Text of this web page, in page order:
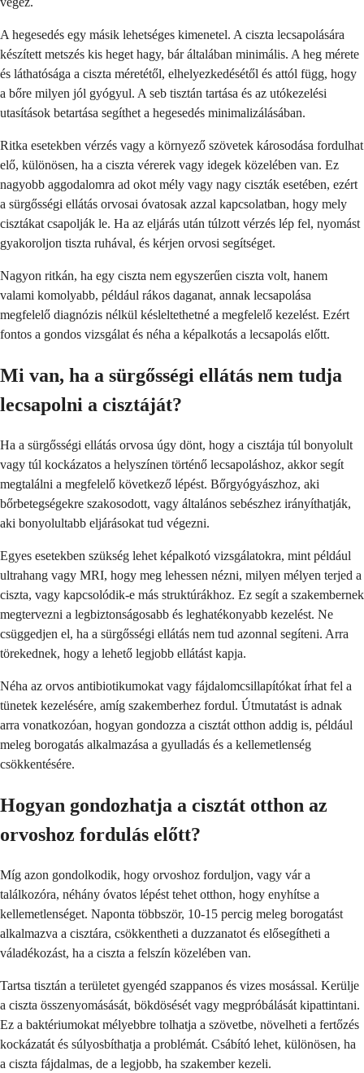
A hegesedés egy másik lehetséges kimenetel. A ciszta lecsapolására
készített metszés kis heget hagy, bár általában minimális. A heg mérete
és láthatósága a ciszta méretétől, elhelyezkedésétől és attól függ, hogy
a bőre milyen jól gyógyul. A seb tisztán tartása és az utókezelési
utasítások betartása segíthet a hegesedés minimalizálásában.
Ritka esetekben vérzés vagy a környező szövetek károsodása fordulhat
elő, különösen, ha a ciszta vérerek vagy idegek közelében van. Ez
nagyobb aggodalomra ad okot mély vagy nagy ciszták esetében, ezért
a sürgősségi ellátás orvosai óvatosak azzal kapcsolatban, hogy mely
cisztákat csapolják le. Ha az eljárás után túlzott vérzés lép fel, nyomást
gyakoroljon tiszta ruhával, és kérjen orvosi segítséget.
Nagyon ritkán, ha egy ciszta nem egyszerűen ciszta volt, hanem
valami komolyabb, például rákos daganat, annak lecsapolása
megfelelő diagnózis nélkül késleltethetné a megfelelő kezelést. Ezért
fontos a gondos vizsgálat és néha a képalkotás a lecsapolás előtt.
Mi van, ha a sürgősségi ellátás nem tudja
lecsapolni a cisztáját?
Ha a sürgősségi ellátás orvosa úgy dönt, hogy a cisztája túl bonyolult
vagy túl kockázatos a helyszínen történő lecsapoláshoz, akkor segít
megtalálni a megfelelő következő lépést. Bőrgyógyászhoz, aki
bőrbetegségekre szakosodott, vagy általános sebészhez irányíthatják,
aki bonyolultabb eljárásokat tud végezni.
Egyes esetekben szükség lehet képalkotó vizsgálatokra, mint például
ultrahang vagy MRI, hogy meg lehessen nézni, milyen mélyen terjed a
ciszta, vagy kapcsolódik-e más struktúrákhoz. Ez segít a szakembernek
megtervezni a legbiztonságosabb és leghatékonyabb kezelést. Ne
csüggedjen el, ha a sürgősségi ellátás nem tud azonnal segíteni. Arra
törekednek, hogy a lehető legjobb ellátást kapja.
Néha az orvos antibiotikumokat vagy fájdalomcsillapítókat írhat fel a
tünetek kezelésére, amíg szakemberhez fordul. Útmutatást is adnak
arra vonatkozóan, hogyan gondozza a cisztát otthon addig is, például
meleg borogatás alkalmazása a gyulladás és a kellemetlenség
csökkentésére.
Hogyan gondozhatja a cisztát otthon az
orvoshoz fordulás előtt?
Míg azon gondolkodik, hogy orvoshoz forduljon, vagy vár a
találkozóra, néhány óvatos lépést tehet otthon, hogy enyhítse a
kellemetlenséget. Naponta többször, 10-15 percig meleg borogatást
alkalmazva a cisztára, csökkentheti a duzzanatot és elősegítheti a
váladékozást, ha a ciszta a felszín közelében van.
Tartsa tisztán a területet gyengéd szappanos és vizes mosással. Kerülje
a ciszta összenyomásását, bökdösését vagy megpróbálását kipattintani.
Ez a baktériumokat mélyebbre tolhatja a szövetbe, növelheti a fertőzés
kockázatát és súlyosbíthatja a problémát. Csábító lehet, különösen, ha
a ciszta fájdalmas, de a legjobb, ha szakember kezeli.